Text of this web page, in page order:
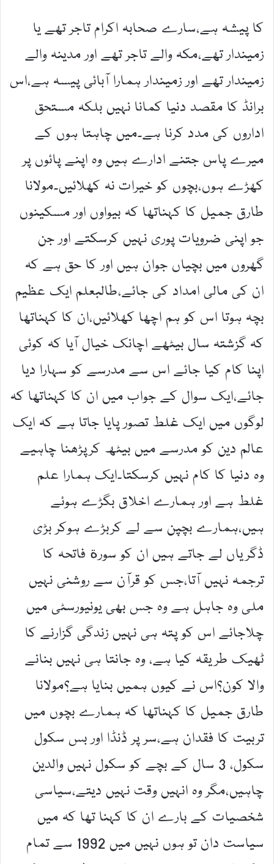
کا پیشہ ہے،سارے صحابہ اکرام تاجر تھے یا
زمیندار تھے،مکہ والے تاجر تھے اور مدینہ والے
زمیندار تھے اور زمیندار ہمارا آبائی پیسہ ہے،اس
برانڈ کا مقصد دنیا کمانا نہیں بلکہ مستحق
اداروں کی مدد کرنا ہے۔میں چاہتا ہوں کے
میرے پاس جتنے ادارے ہیں وہ اپنے پائوں پر
کھڑے ہوں،بچوں کو خیرات نہ کھلائیں۔مولانا
طارق جمیل کا کہناتھا کہ بیواوں اور مسکینوں
جو اپنی ضرویات پوری نہیں کرسکتے اور جن
گھروں میں بچیاں جوان ہیں اور کا حق ہے کہ
ان کی مالی امداد کی جائے،طالبعلم ایک عظیم
بچہ ہوتا اس کو ہم اچھا کھلائیں،ان کا کہناتھا
کہ گزشتہ سال بیٹھے اچانک خیال آیا کہ کوئی
اپنا کام کیا جائے اس سے مدرسے کو سہارا دیا
جائے،ایک سوال کے جواب میں ان کا کہناتھا کہ
لوگوں میں ایک غلط تصور پایا جاتا ہے کہ ایک
عالم دین کو مدرسے میں بیٹھ کرپڑھنا چاہیے
وہ دنیا کا کام نہیں کرسکتا۔ایک ہمارا علم
غلط ہے اور ہمارے اخلاق بگڑے ہوئے
ہیں،ہمارے بچپن سے لے کربڑے ہوکر بڑی
ڈگریاں لے جاتے ہیں ان کو سورة فاتحہ کا
ترجمہ نہیں آتا،جس کو قرآن سے روشنی نہیں
ملی وہ جاہل ہے وہ جس بھی یونیورسٹی میں
چلاجائے اس کو پتہ ہی نہیں زندگی گزارنے کا
ٹھیک طریقہ کیا ہے، وہ جانتا ہی نہیں بنانے
والا کون؟اس نے کیوں ہمیں بنایا ہے؟مولانا
طارق جمیل کا کہناتھا کہ ہمارے بچوں میں
تربیت کا فقدان ہے،سر پر ڈنڈا اور بس سکول
سکول، 3 سال کے بچے کو سکول نہیں والدین
چاہیں،مگر وہ انہیں وقت نہیں دیتے،سیاسی
شخصیات کے بارے ان کا کہنا تھا کہ میں
سیاست دان تو ہوں نہیں میں 1992 سے تمام